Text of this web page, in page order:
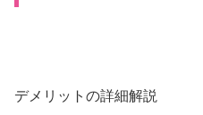
デメリットの詳細解説